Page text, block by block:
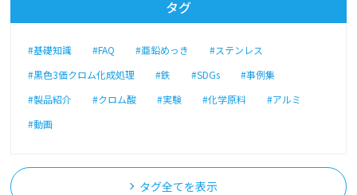
タグ
#基礎知識 #FAQ #亜鉛めっき
#ステンレス
#黒色3価クロム化成処理
#鉄 #SDGs
#事例集
#製品紹介
#クロム酸 #実験 #化学原料
#アルミ
#動画
タグ全てを表示